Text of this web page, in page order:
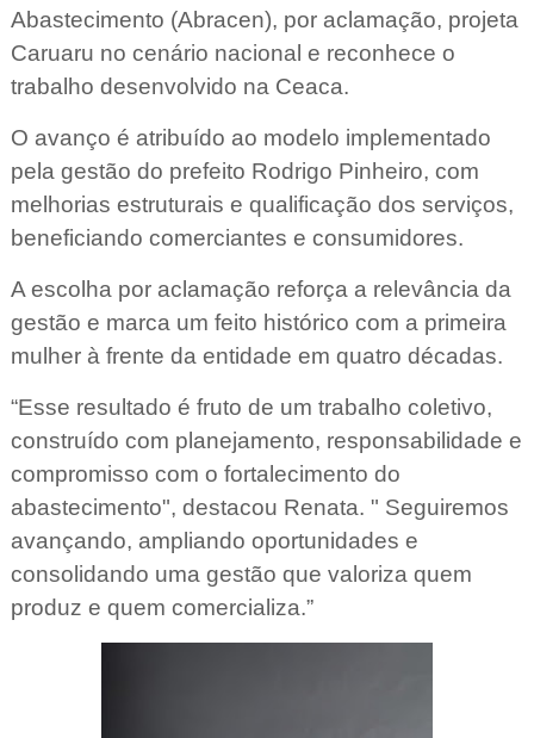
Abastecimento (Abracen), por aclamação, projeta
Caruaru no cenário nacional e reconhece o
trabalho desenvolvido na Ceaca.
O avanço é atribuído ao modelo implementado
pela gestão do prefeito Rodrigo Pinheiro, com
melhorias estruturais e qualificação dos serviços,
beneficiando comerciantes e consumidores.
A escolha por aclamação reforça a relevância da
gestão e marca um feito histórico com a primeira
mulher à frente da entidade em quatro décadas.
“Esse resultado é fruto de um trabalho coletivo,
construído com planejamento, responsabilidade e
compromisso com o fortalecimento do
abastecimento", destacou Renata. " Seguiremos
avançando, ampliando oportunidades e
consolidando uma gestão que valoriza quem
produz e quem comercializa.”